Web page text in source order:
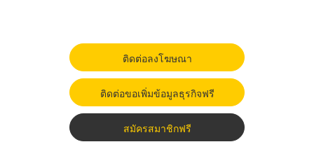
ติดต่อลงโฆษณา
ติดต่อขอเพิ่มข้อมูลธุรกิจฟรี
สมัครสมาชิกฟรี